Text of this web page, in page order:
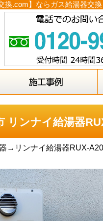
.com】ならガス給湯器交
リンナイ給湯器
→リンナイ給湯器RUX-